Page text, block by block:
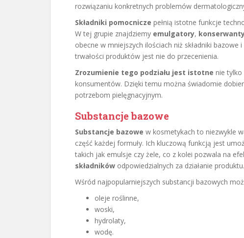
rozwiązaniu konkretnych problemów
Składniki pomocnicze pełnią istotne funkcje
W tej grupie znajdziemy emulgatory,
obecne w mniejszych ilościach niż składniki bazowe
trwałości produktów jest nie do przecenienia.
Zrozumienie tego podziału jest istotne nie
konsumentów. Dzięki temu można świadomie
potrzebom pielęgnacyjnym.
Substancje bazowe
Substancje bazowe w kosmetykach to niezwykle
część każdej formuły. Ich kluczową funkcją jest
takich jak emulsje czy żele, co z kolei pozwala na
składników odpowiedzialnych za działanie produktu.
Wśród najpopularniejszych substancji bazowych
oleje roślinne,
woski,
hydrolaty,
wodę.